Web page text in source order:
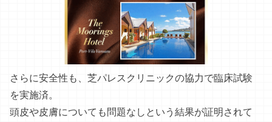
さらに安全性も、芝パレスクリニックの協力で臨床試験
を実施済。
頭皮や皮膚についても問題なしという結果が証明されて